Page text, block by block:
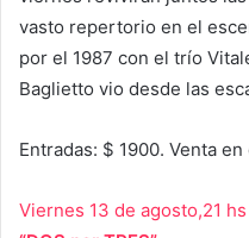
vasto repertorio en el
por el 1987 con el trío
Baglietto vio desde las
Entradas: $ 1900. Venta
Viernes 13 de agosto,21 hs